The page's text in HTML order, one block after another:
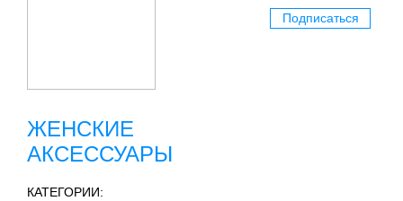
ЖЕНСКИЕ
АКСЕССУАРЫ
КАТЕГОРИИ:
Подписаться